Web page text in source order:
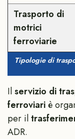
Tipologie di
Trasporto di
motrici
ferroviarie
Ilservizio di
ferroviariè
per il
ADR.